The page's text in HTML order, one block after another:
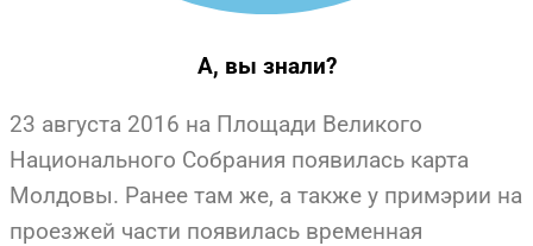
А, вы знали?
23 августа 2016 на Площади Великого
Национального Собрания появилась карта
Молдовы. Ранее там же, а также у примэрии на
проезжей части появилась временная